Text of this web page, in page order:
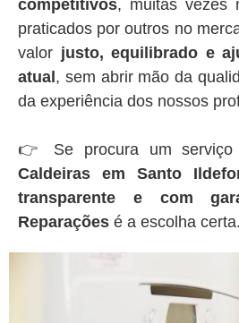
competitivos, muitas vezes
praticados por outros no
valor justo, equilibrado e
atual , sem abrir mão da
da experiência dos nossos
👉 Se procura um
Caldeiras em Santo
transparente e com
Reparações é a escolha certa.